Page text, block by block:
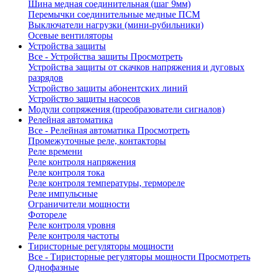
Шина медная соединительная (шаг 9мм)
Перемычки соединительные медные ПСМ
Выключатели нагрузки (мини-рубильники)
Осевые вентиляторы
Устройства защиты
Все - Устройства защиты Просмотреть
Устройства защиты от скачков напряжения и дуговых
разрядов
Устройство защиты абонентских линий
Устройство защиты насосов
Модули сопряжения (преобразователи сигналов)
Релейная автоматика
Все - Релейная автоматика Просмотреть
Промежуточные реле, контакторы
Реле времени
Реле контроля напряжения
Реле контроля тока
Реле контроля температуры, термореле
Реле импульсные
Ограничители мощности
Фотореле
Реле контроля уровня
Реле контроля частоты
Тиристорные регуляторы мощности
Все - Тиристорные регуляторы мощности Просмотреть
Однофазные